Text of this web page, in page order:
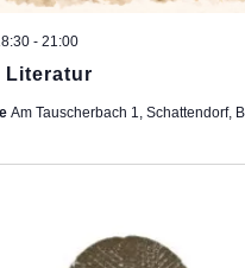
Literatur
- 21:00
Am Tauscherbach 1, Schattendorf,